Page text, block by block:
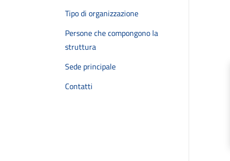
Tipo di organizzazione
Persone che compongono la
struttura
Sede principale
Contatti